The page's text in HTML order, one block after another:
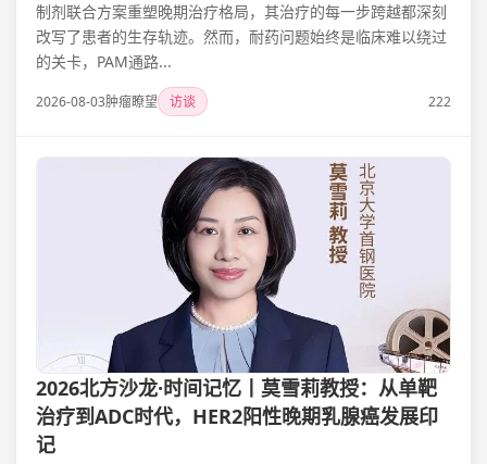
制剂联合方案重塑晚期治疗格局，其治疗的每一步跨越都深刻
改写了患者的生存轨迹。然而，耐药问题始终是临床难以绕过
的关卡，PAM通路...
2026-08-03肿瘤瞭望 访谈 222
2026北方沙龙·时间记忆丨莫雪莉教授：从单靶
治疗到ADC时代，HER2阳性晚期乳腺癌发展印
记